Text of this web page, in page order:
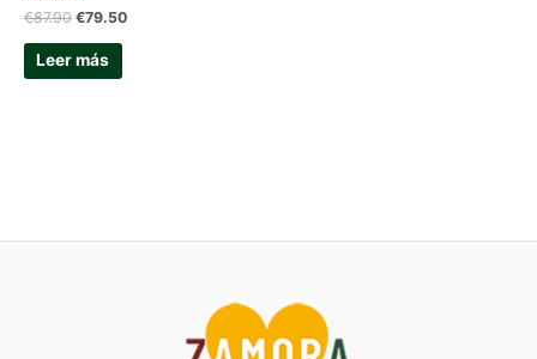
€87.90 El
original
era:
€79.50El
Leer más